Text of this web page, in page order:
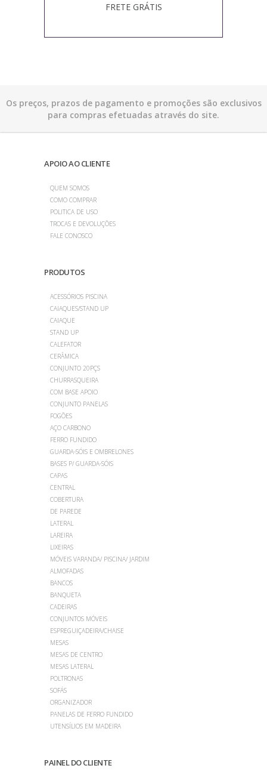
FRETE GRÁTIS
Os preços, prazos de pagamento e promoções são exclusivos
para compras efetuadas através do site.
APOIO AO CLIENTE
QUEM SOMOS
COMO COMPRAR
POLITICA DE USO
TROCAS E DEVOLUÇÕES
FALE CONOSCO
PRODUTOS
ACESSÓRIOS PISCINA
CAIAQUES/STAND UP
CAIAQUE
STAND UP
CALEFATOR
CERÂMICA
CONJUNTO 20PÇS
CHURRASQUEIRA
COM BASE APOIO
CONJUNTO PANELAS
FOGÕES
AÇO CARBONO
FERRO FUNDIDO
GUARDA-SÓIS E OMBRELONES
BASES P/ GUARDA-SÓIS
CAPAS
CENTRAL
COBERTURA
DE PAREDE
LATERAL
LAREIRA
LIXEIRAS
MÓVEIS VARANDA/ PISCINA/ JARDIM
ALMOFADAS
BANCOS
BANQUETA
CADEIRAS
CONJUNTOS MÓVEIS
ESPREGUIÇADEIRA/CHAISE
MESAS
MESAS DE CENTRO
MESAS LATERAL
POLTRONAS
SOFÁS
ORGANIZADOR
PANELAS DE FERRO FUNDIDO
UTENSÍLIOS EM MADEIRA
PAINEL DO CLIENTE